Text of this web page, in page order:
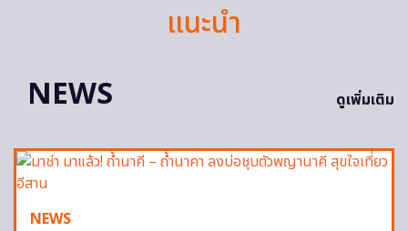
แนะนำ
NEWS
ดูเพิ่มเติม
NEWS